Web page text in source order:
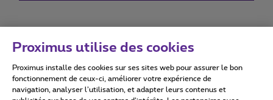
Conditions d'utilisation Accessibility statement
Proximus utilise des cookies
Proximus installe des cookies sur ses sites web pour assurer le bon
fonctionnement de ceux-ci, améliorer votre expérience de
navigation, analyser l’utilisation, et adapter leurs contenus et